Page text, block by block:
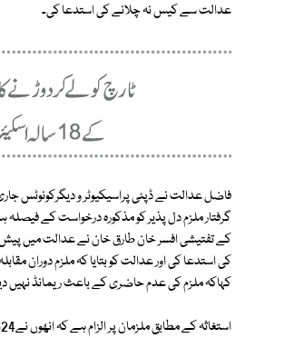
عدالت سے کیس نہ چلانے کی استدعا کی۔
گرفتار ملزم دل پذیر کو مذکورہ درخواست کے
کے تفتیشی افسر خان طارق خان نے عدالت میں پیش
کی استدعا کی اور عدالت کو بتایا کہ ملزم دوران
کہاکہ ملزم کی عدم حاضری کے باعث ریمانڈ نہیں